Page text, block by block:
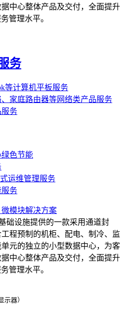
据中心整体产品及交付，全面提升
管理水平。
务
等计算机平板服务
家庭路由器等网络类产品服务
务
色节能
运维管理服务
务
微模块解决方案
础设施提供的一款采用通道封
程预制的机柜、配电、制冷、监
元的独立的小型数据中心，为客
中心整体产品及交付，全面提升
管理水平。
示器）